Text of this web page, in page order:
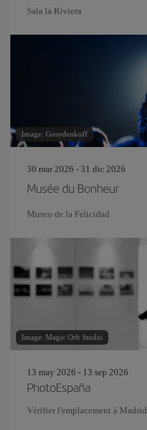
Sala la Riviera
Image: Gorodenkoff
30 mar 2026 - 31 dic 2026
Musée du Bonheur
Museo de la Felicidad
Image: Magic Orb Studio
13 may 2026 - 13 sep 2026
PhotoEspaña
Vérifier l'emplacement à Madrid